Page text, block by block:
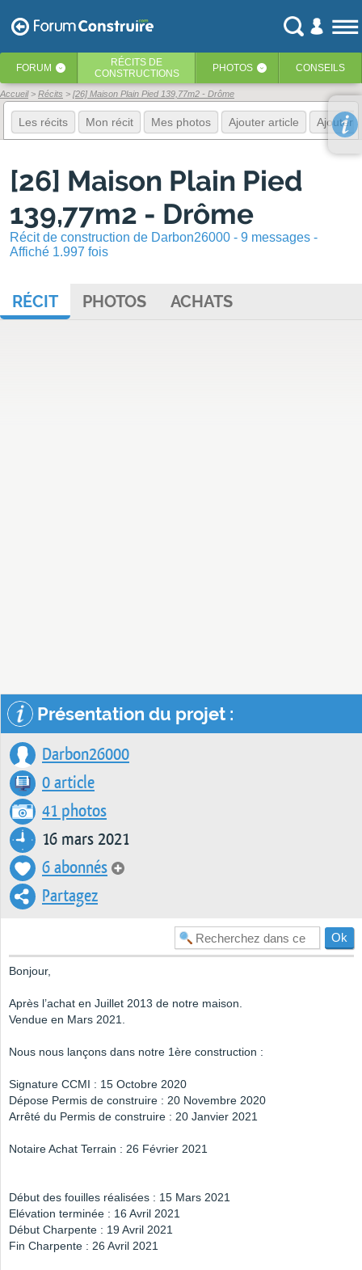
FORUM ‹ RÉCITS DE
CONSTRUCTIONS
PHOTOS ‹ CONSEILS
Accueil Récits [26] Maison Plain Pied 139,77m2 - Drôme
Les récits Mon récit Mes photos Ajouter article Ajouter
[26] Maison Plain Pied
139,77m2 - Drôme
Récit de construction de Darbon26000 - 9 messages -
Affiché 1.997 fois
RÉCIT PHOTOS ACHATS
Présentation du projet :
Darbon26000
0 article
41 photos
16 mars 2021
6 abonnés
Partagez
Bonjour,
Après l’achat en Juillet 2013 de notre maison.
Vendue en Mars 2021.
Nous nous lançons dans notre 1ère construction :
Signature CCMI : 15 Octobre 2020
Dépose Permis de construire : 20 Novembre 2020
Arrêté du Permis de construire : 20 Janvier 2021
Notaire Achat Terrain : 26 Février 2021
Début des fouilles réalisées : 15 Mars 2021
Elévation terminée : 16 Avril 2021
Début Charpente : 19 Avril 2021
Fin Charpente : 26 Avril 2021